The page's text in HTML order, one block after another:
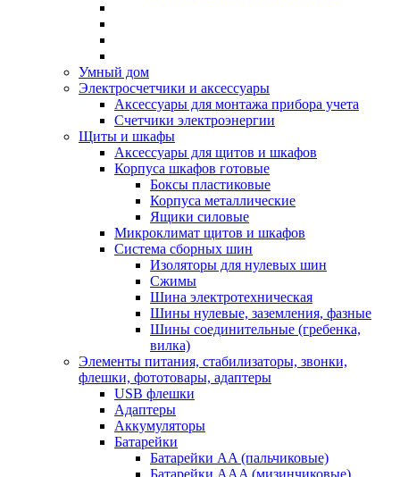
Умный дом
Электросчетчики и аксессуары
Аксессуары для монтажа прибора учета
Счетчики электроэнергии
Щиты и шкафы
Аксессуары для щитов и шкафов
Корпуса шкафов готовые
Боксы пластиковые
Корпуса металлические
Ящики силовые
Микроклимат щитов и шкафов
Система сборных шин
Изоляторы для нулевых шин
Сжимы
Шина электротехническая
Шины нулевые, заземления, фазные
Шины соединительные (гребенка,
вилка)
Элементы питания, стабилизаторы, звонки,
флешки, фототовары, адаптеры
USB флешки
Адаптеры
Аккумуляторы
Батарейки
Батарейки AA (пальчиковые)
Батарейки AAA (мизинчиковые)